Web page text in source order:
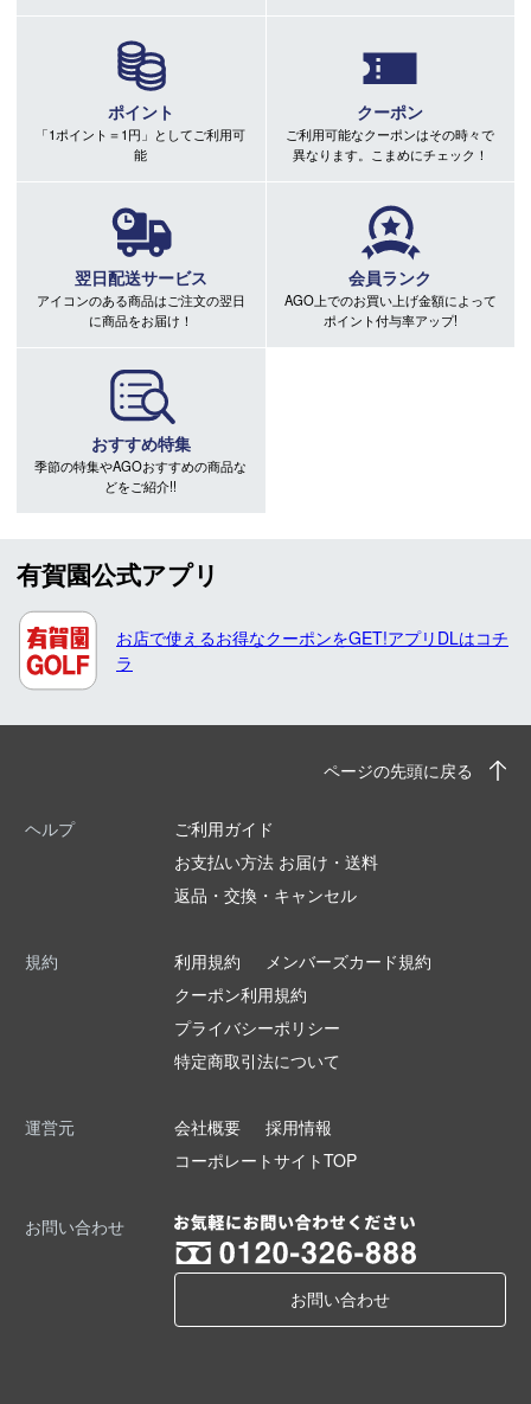
ポイント
「1ポイント＝1円」としてご利用可
能
クーポン
ご利用可能なクーポンはその時々で
異なります。こまめにチェック！
翌日配送サービス
アイコンのある商品はご注文の翌日
に商品をお届け！
会員ランク
AGO上でのお買い上げ金額によって
ポイント付与率アップ!
おすすめ特集
季節の特集やAGOおすすめの商品な
どをご紹介!!
有賀園公式アプリ
お店で使えるお得なクーポンをGET!アプリDLはコチ
ラ
ページの先頭に戻る
ヘルプ
ご利用ガイド
お支払い方法 お届け・送料
返品・交換・キャンセル
規約 利用規約
メンバーズカード規約
クーポン利用規約
プライバシーポリシー
特定商取引法について
運営元 会社概要
採用情報
コーポレートサイトTOP
お問い合わせ
お問い合わせ